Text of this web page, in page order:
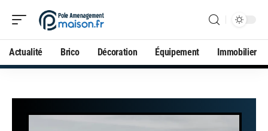
Actualité Brico Décoration Équipement Immobilier